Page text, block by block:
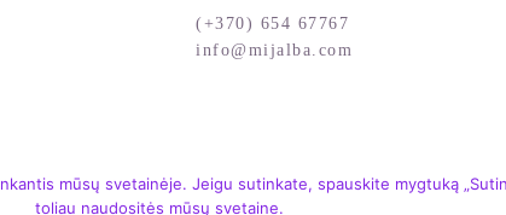
(+370) 654 67767
info@mijalba.com
mūsų svetainėje. Jeigu sutinkate, spauskite mygtuką
toliau naudositės mūsų svetaine.